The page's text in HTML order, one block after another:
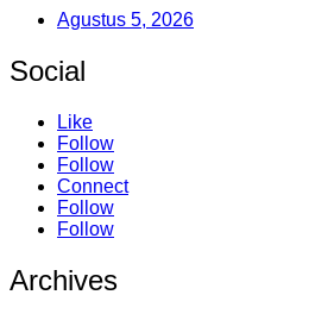
Agustus 5, 2026
Social
Like
Follow
Follow
Connect
Follow
Follow
Archives